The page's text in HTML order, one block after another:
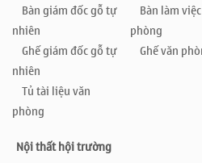
Bàn giám đốc gỗ tự
nhiên
Ghế giám đốc gỗ tự
nhiên
Tủ tài liệu văn
phòng
Bàn làm
phòng
Ghế văn
Nội thất hội trường